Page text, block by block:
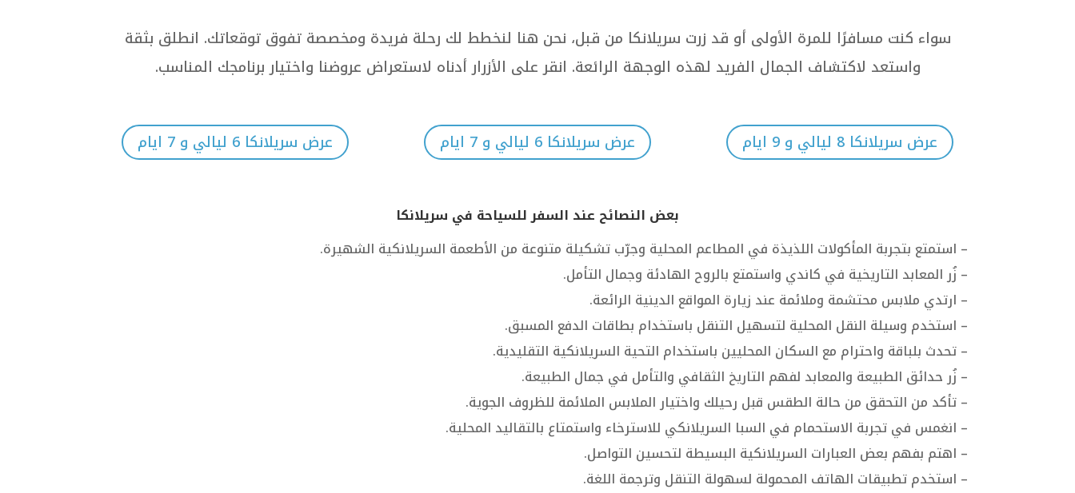
سواء كنت مسافرًا للمرة الأولى أو قد زرت سريلانكا من قبل، نحن هنا لنخطط لك رحلة فريدة ومخصصة تفوق توقعاتك. انطلق بثقة
واستعد لاكتشاف الجمال الفريد لهذه الوجهة الرائعة. انقر على الأزرار أدناه لاستعراض عروضنا واختيار برنامجك المناسب.
عرض سريلانكا 6 ليالي و 7 ايام عرض سريلانكا 6 ليالي و 7 ايام عرض سريلانكا 8 ليالي و 9 ايام
بعض النصائح عند السفر للسياحة في سريلانكا
– استمتع بتجربة المأكولات اللذيذة في المطاعم المحلية وجرّب تشكيلة متنوعة من الأطعمة السريلانكية الشهيرة.
– زُر المعابد التاريخية في كاندي واستمتع بالروح الهادئة وجمال التأمل.
– ارتدي ملابس محتشمة وملائمة عند زيارة المواقع الدينية الرائعة.
– استخدم وسيلة النقل المحلية لتسهيل التنقل باستخدام بطاقات الدفع المسبق.
– تحدث بلباقة واحترام مع السكان المحليين باستخدام التحية السريلانكية التقليدية.
– زُر حدائق الطبيعة والمعابد لفهم التاريخ الثقافي والتأمل في جمال الطبيعة.
– تأكد من التحقق من حالة الطقس قبل رحيلك واختيار الملابس الملائمة للظروف الجوية.
– انغمس في تجربة الاستحمام في السبا السريلانكي للاسترخاء واستمتاع بالتقاليد المحلية.
– اهتم بفهم بعض العبارات السريلانكية البسيطة لتحسين التواصل.
– استخدم تطبيقات الهاتف المحمولة لسهولة التنقل وترجمة اللغة.